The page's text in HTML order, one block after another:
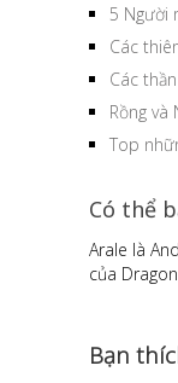
5 Người
Các
Các
Rồng và
Top
Có thể
Arale là
của
Bạn